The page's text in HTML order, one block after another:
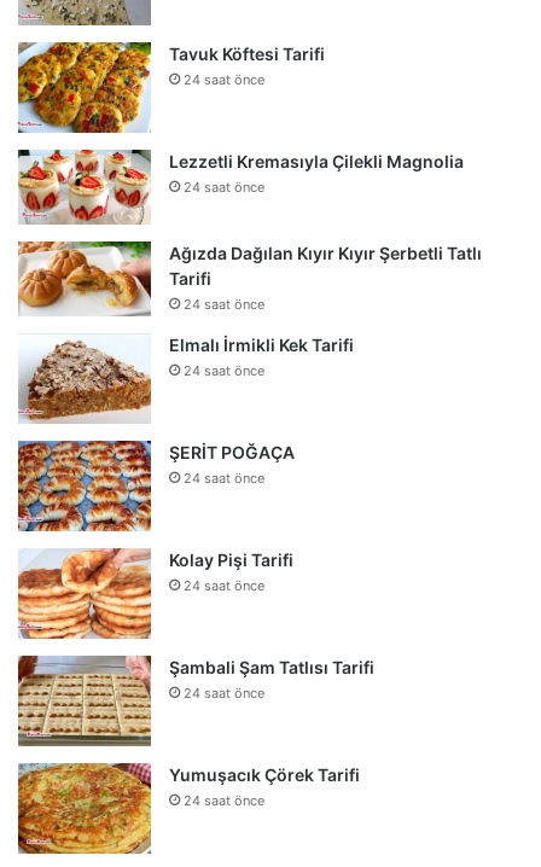
Tavuk Köftesi Tarifi
24 saat önce
Lezzetli Kremasıyla Çilekli Magnolia
24 saat önce
Ağızda Dağılan Kıyır Kıyır Şerbetli Tatlı
Tarifi
24 saat önce
Elmalı İrmikli Kek Tarifi
24 saat önce
ŞERİT POĞAÇA
24 saat önce
Kolay Pişi Tarifi
24 saat önce
Şambali Şam Tatlısı Tarifi
24 saat önce
Yumuşacık Çörek Tarifi
24 saat önce